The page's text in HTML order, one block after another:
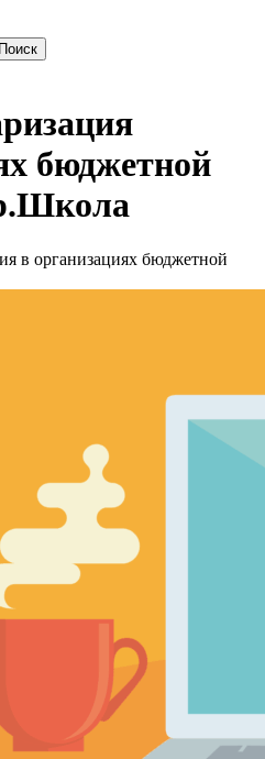
бюджетной
в организациях бюджетной